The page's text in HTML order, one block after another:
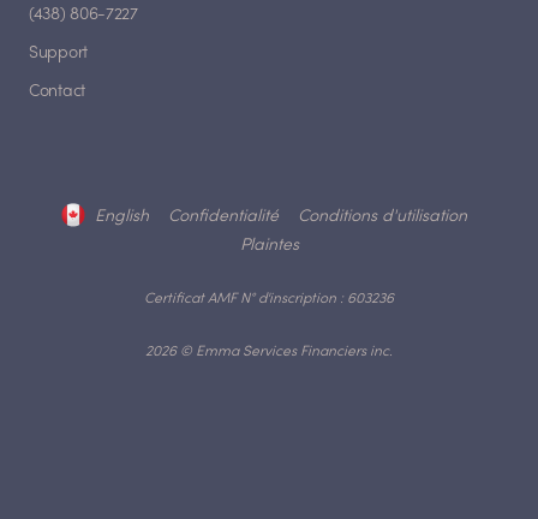
(438) 806-7227
Support
Contact
2026 © Emma Services Financiers inc.
Certificat AMF N° d'inscription : 603236
English Confidentialité
Conditions d'utilisation
Plaintes